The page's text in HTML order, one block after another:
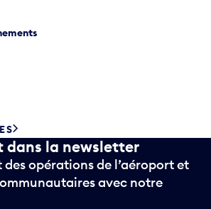
dans la newsletter
opérations de l’aéroport et
avec notre